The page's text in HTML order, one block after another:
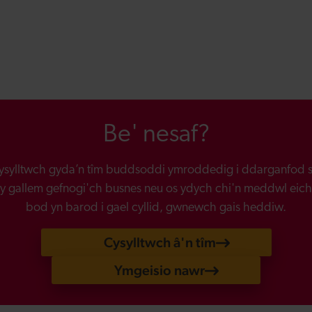
Be' nesaf?
gyda’n tîm buddsoddi ymroddedig i ddarganfod
y gallem gefnogi'ch busnes neu os ydych chi'n meddwl eich
bod yn barod i gael cyllid, gwnewch gais heddiw.
Cysylltwch â'n tîm
Ymgeisio nawr